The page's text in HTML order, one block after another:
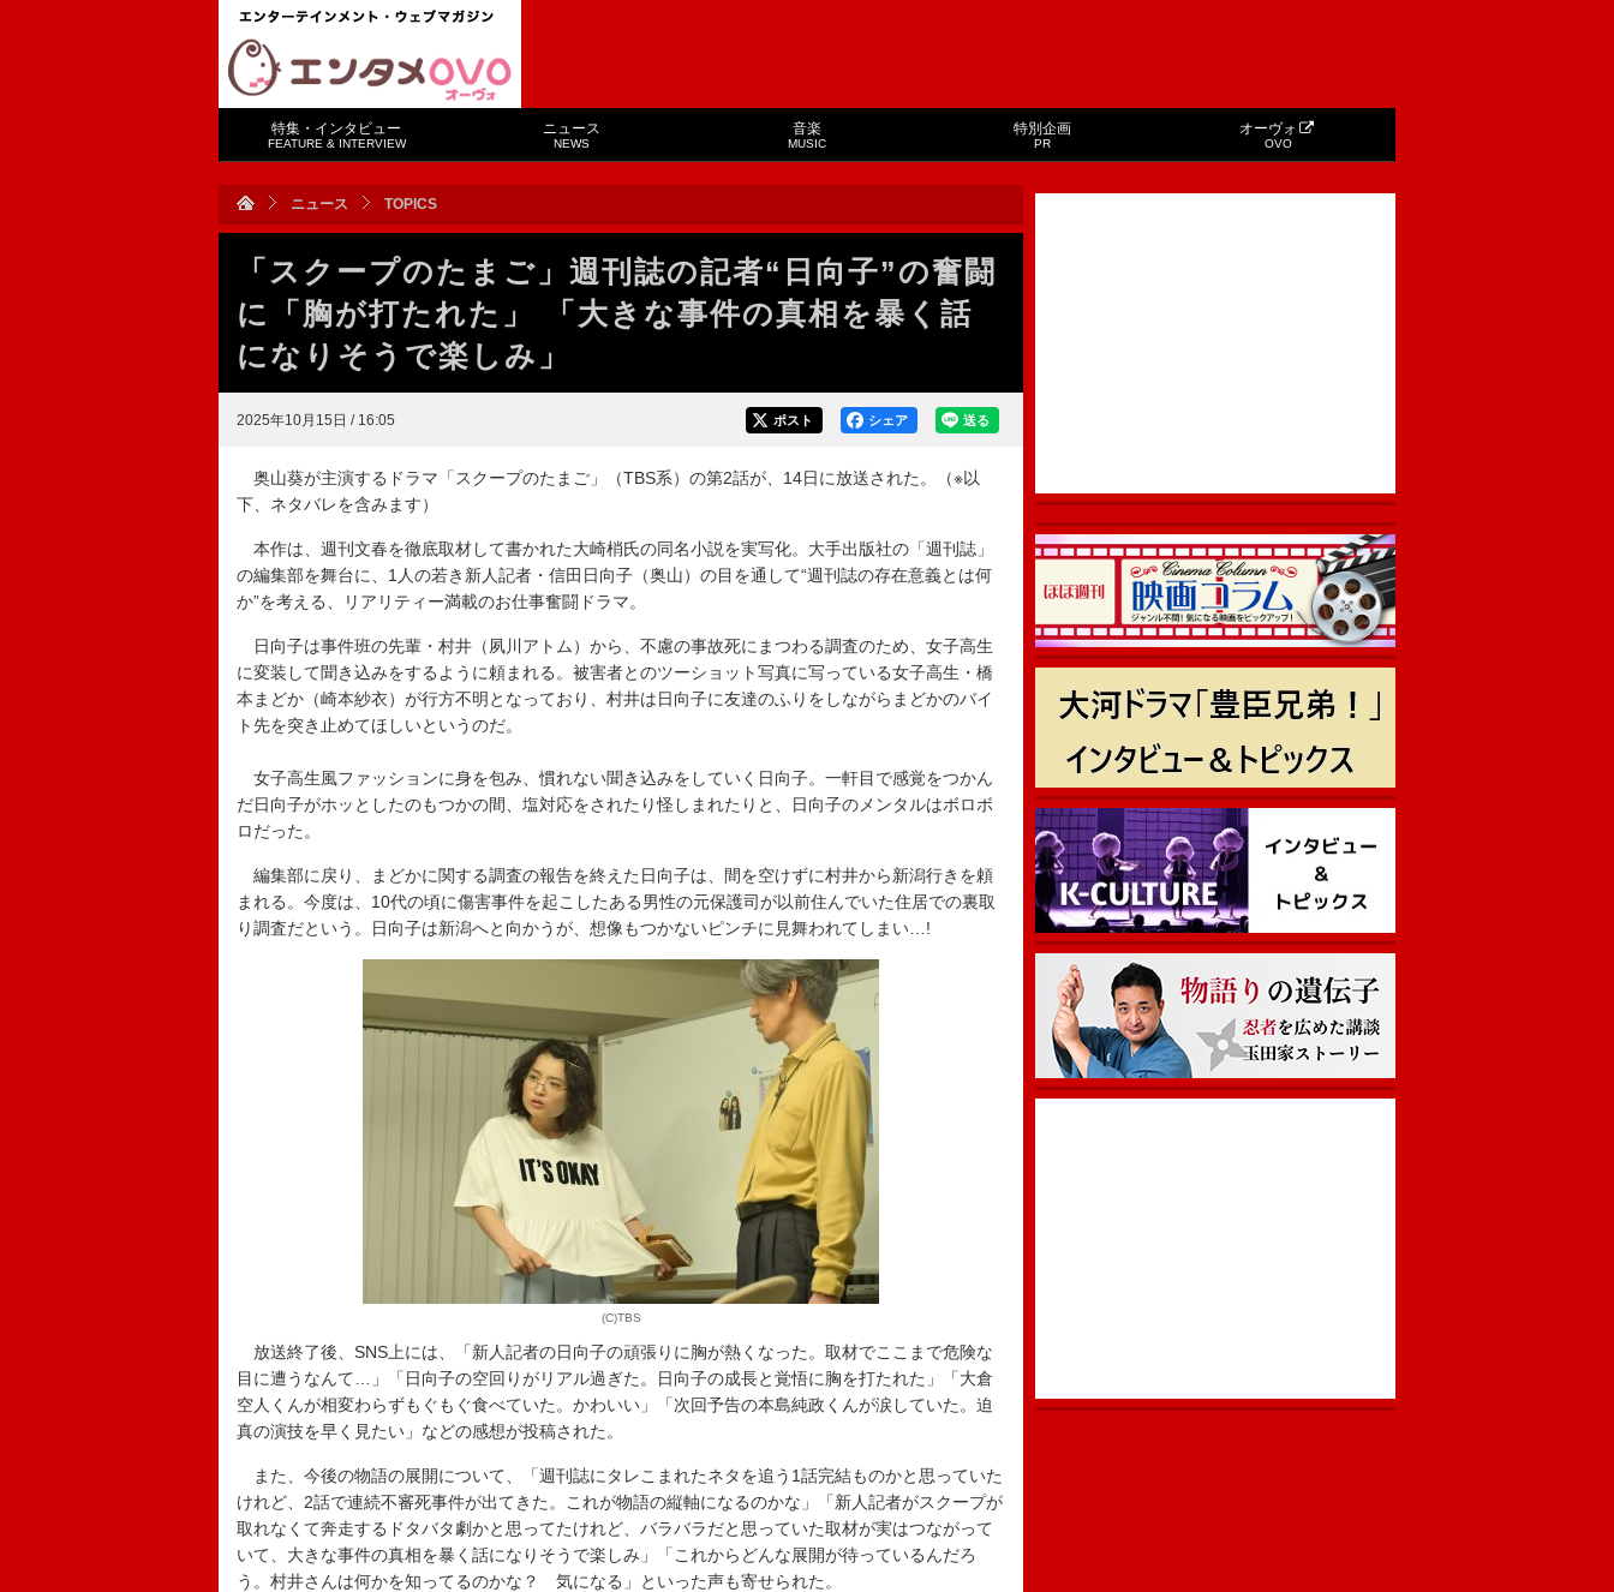
特集・インタビュー
FEATURE & INTERVIEW
ニュース
NEWS
音楽
MUSIC
特別企画
PR
オーヴォ
OVO
ニュース TOPICS
「スクープのたまご」週刊誌の記者“日向子”の奮闘
に「胸が打たれた」 「大きな事件の真相を暴く話
になりそうで楽しみ」
2025年10月15日 / 16:05 送る
シェア
ポスト
奥山葵が主演するドラマ「スクープのたまご」（TBS系）の第2話が、14日に放送された。（※以
下、ネタバレを含みます）
本作は、週刊文春を徹底取材して書かれた大崎梢氏の同名小説を実写化。大手出版社の「週刊誌」
の編集部を舞台に、1人の若き新人記者・信田日向子（奥山）の目を通して“週刊誌の存在意義とは何
か”を考える、リアリティー満載のお仕事奮闘ドラマ。
日向子は事件班の先輩・村井（夙川アトム）から、不慮の事故死にまつわる調査のため、女子高生
に変装して聞き込みをするように頼まれる。被害者とのツーショット写真に写っている女子高生・橋
本まどか（崎本紗衣）が行方不明となっており、村井は日向子に友達のふりをしながらまどかのバイ
ト先を突き止めてほしいというのだ。
女子高生風ファッションに身を包み、慣れない聞き込みをしていく日向子。一軒目で感覚をつかん
だ日向子がホッとしたのもつかの間、塩対応をされたり怪しまれたりと、日向子のメンタルはボロボ
ロだった。
編集部に戻り、まどかに関する調査の報告を終えた日向子は、間を空けずに村井から新潟行きを頼
まれる。今度は、10代の頃に傷害事件を起こしたある男性の元保護司が以前住んでいた住居での裏取
り調査だという。日向子は新潟へと向かうが、想像もつかないピンチに見舞われてしまい…!
(C)TBS
放送終了後、SNS上には、「新人記者の日向子の頑張りに胸が熱くなった。取材でここまで危険な
目に遭うなんて…」「日向子の空回りがリアル過ぎた。日向子の成長と覚悟に胸を打たれた」「大倉
空人くんが相変わらずもぐもぐ食べていた。かわいい」「次回予告の本島純政くんが涙していた。迫
真の演技を早く見たい」などの感想が投稿された。
また、今後の物語の展開について、「週刊誌にタレこまれたネタを追う1話完結ものかと思っていた
けれど、2話で連続不審死事件が出てきた。これが物語の縦軸になるのかな」「新人記者がスクープが
取れなくて奔走するドタバタ劇かと思ってたけれど、バラバラだと思っていた取材が実はつながって
いて、大きな事件の真相を暴く話になりそうで楽しみ」「これからどんな展開が待っているんだろ
う。村井さんは何かを知ってるのかな？ 気になる」といった声も寄せられた。